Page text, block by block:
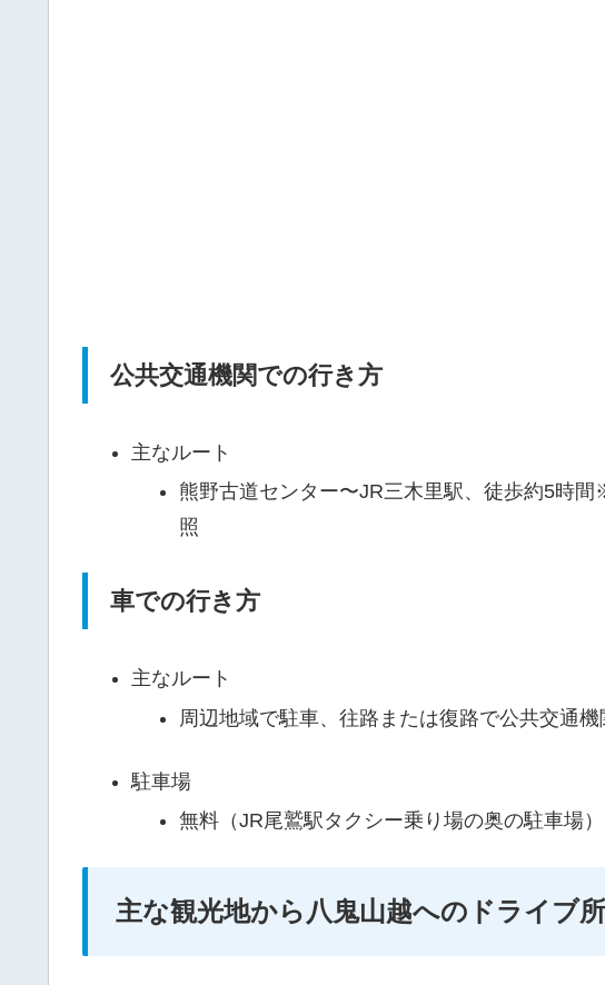
公共交通機関での行き方
主なルート
熊野古道センター〜JR三木里駅、徒歩約5時
照
車での行き方
主なルート
周辺地域で駐車、往路または復路で公共交通機
駐車場
無料（JR尾鷲駅タクシー乗り場の奥の駐車場
主な観光地から八鬼山越へのドライブ